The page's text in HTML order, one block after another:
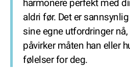
harmonere perfekt med
aldri før. Det er
sine egne utfordringer
påvirker måten han eller
følelser for deg.